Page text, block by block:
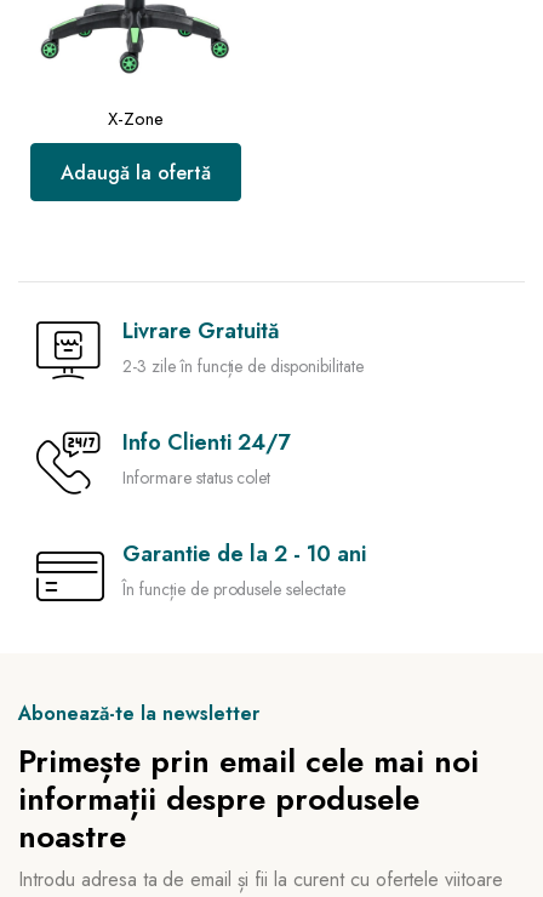
X-Zone
Adaugă la ofertă
Livrare Gratuită
2-3 zile în funcție de disponibilitate
Info Clienti 24/7
Informare status colet
Garantie de la 2 - 10 ani
În funcție de produsele selectate
Abonează-te la newsletter
Primește prin email cele mai noi
informații despre produsele
noastre
Introdu adresa ta de email și fii la curent cu ofertele viitoare